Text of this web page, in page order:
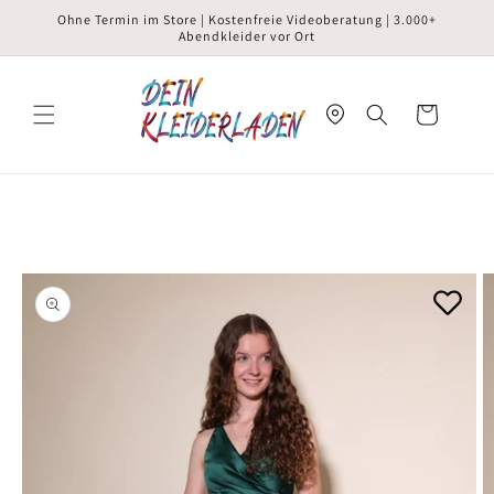
zumOhne Termin im Store | Kostenfreie Videoberatung | 3.000+
Abendkleider vor Ort
Warenkorb